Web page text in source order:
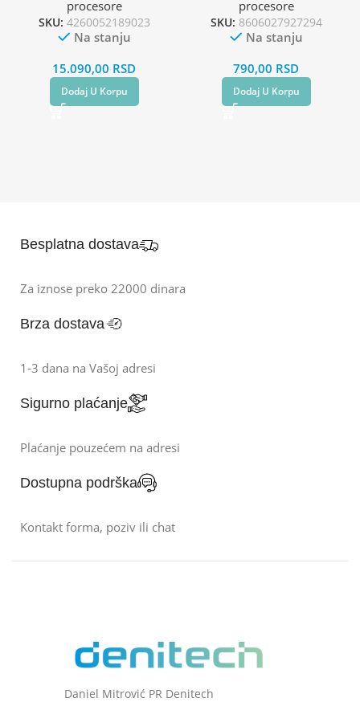
procesore
SKU: 4260052189023
Na stanju
15.090,00 RSD
Dodaj U Korpu
procesore
SKU: 8606027927294
Na stanju
790,00 RSD
Dodaj U Korpu
Besplatna dostava
Za iznose preko 22000 dinara
Brza dostava
1-3 dana na Vašoj adresi
Sigurno plaćanje
Plaćanje pouzećem na adresi
Dostupna podrška
Kontakt forma, poziv ili chat
Daniel Mitrović PR Denitech